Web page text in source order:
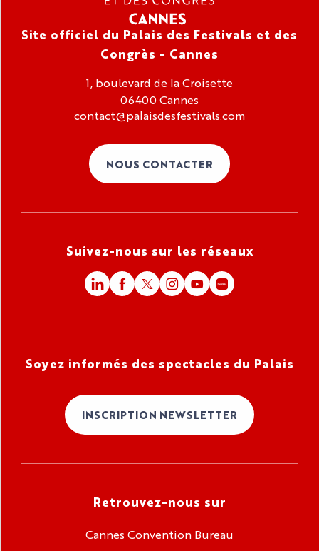
Site officiel du Palais des Festivals et des
Congrès - Cannes
1, boulevard de la Croisette
06400 Cannes
contact@palaisdesfestivals.com
NOUS CONTACTER
Suivez-nous sur les réseaux
Soyez informés des spectacles du Palais
INSCRIPTION NEWSLETTER
Retrouvez-nous sur
Cannes Convention Bureau